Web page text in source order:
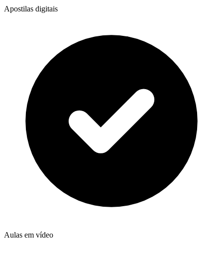
Apostilas digitais
Aulas em vídeo